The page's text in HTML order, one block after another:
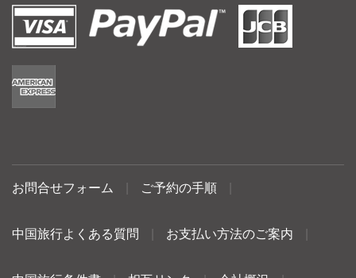
お問合せフォーム ご予約の手順
中国旅行よくある質問 お支払い方法のご案内